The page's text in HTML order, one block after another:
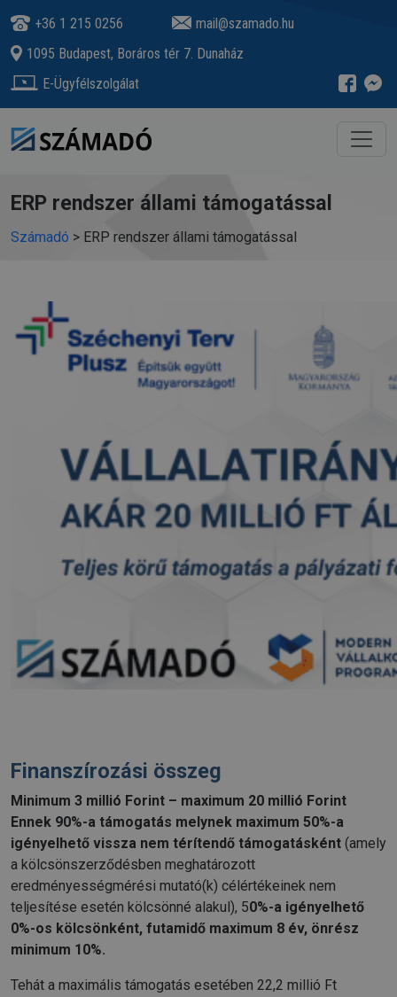
+36 1 215 0256
mail@szamado.hu
1095 Budapest, Boráros tér 7. Dunaház
E-Ügyfélszolgálat
ERP rendszer állami támogatással
Számadó > ERP rendszer állami támogatással
Finanszírozási összeg
Minimum 3 millió Forint – maximum 20 millió Forint
Ennek 90%-a támogatás melynek maximum 50%-a
igényelhető vissza nem térítendő támogatásként (amely
a kölcsönszerződésben meghatározott
eredményességmérési mutató(k) célértékeinek nem
teljesítése esetén kölcsönné alakul), 50%-a igényelhető
0%-os kölcsönként, futamidő maximum 8 év, önrész
minimum 10%.
Tehát a maximális támogatás esetében 22,2 millió Ft